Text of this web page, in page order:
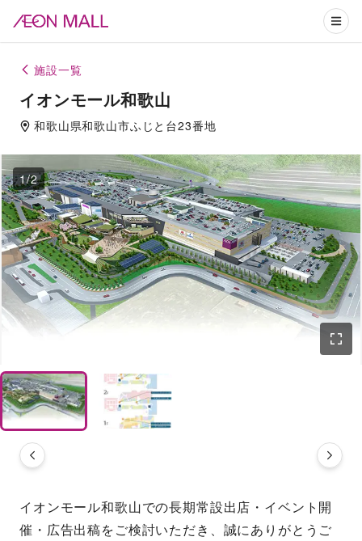
施設一覧
イオンモール和歌山
和歌山県和歌山市ふじと台23番地
1/2
イオンモール和歌山での長期常設出店・イベント開
催・広告出稿をご検討いただき、誠にありがとうご